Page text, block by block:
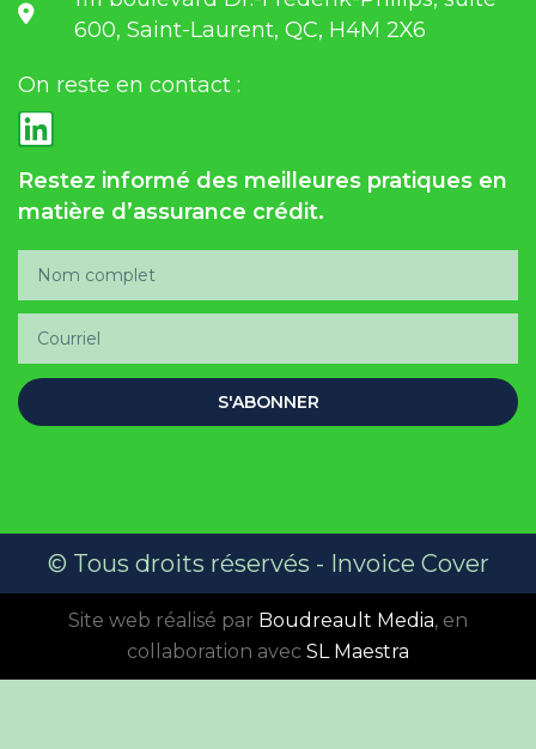
600, Saint-Laurent, QC, H4M 2X6
On reste en contact :
Restez informé des meilleures pratiques en
matière d’assurance crédit.
S'ABONNER
© Tous droits réservés - Invoice Cover
Site web réalisé par Boudreault Media​, en
collaboration avec SL Maestra